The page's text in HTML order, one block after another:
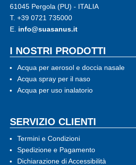
61045 Pergola (PU) - ITALIA
T. +39 0721 735000
E. info@suasanus.it
I NOSTRI PRODOTTI
Acqua per aerosol e doccia nasale
Acqua spray per il naso
Acqua per uso inalatorio
SERVIZIO CLIENTI
Termini e Condizioni
Spedizione e Pagamento
Dichiarazione di Accessibilità